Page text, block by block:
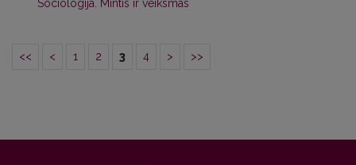
Sociologija. Mintis ir veiksmas
<< < 1 2 3 4 > >>